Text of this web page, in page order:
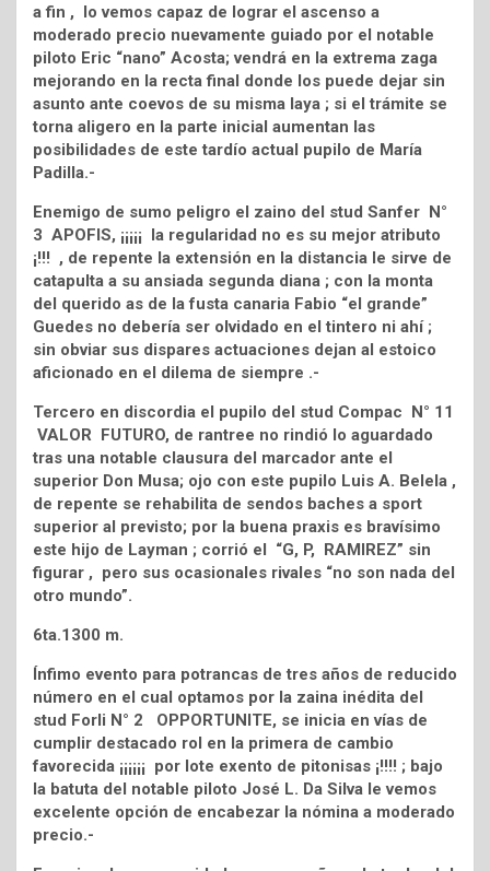
a fin , lo vemos capaz de lograr el ascenso a
moderado precio nuevamente guiado por el notable
piloto Eric “nano” Acosta; vendrá en la extrema zaga
mejorando en la recta final donde los puede dejar sin
asunto ante coevos de su misma laya ; si el trámite se
torna aligero en la parte inicial aumentan las
posibilidades de este tardío actual pupilo de María
Padilla.-
Enemigo de sumo peligro el zaino del stud Sanfer N°
3 APOFIS, ¡¡¡¡¡ la regularidad no es su mejor atributo
¡!!! , de repente la extensión en la distancia le sirve de
catapulta a su ansiada segunda diana ; con la monta
del querido as de la fusta canaria Fabio “el grande”
Guedes no debería ser olvidado en el tintero ni ahí ;
sin obviar sus dispares actuaciones dejan al estoico
aficionado en el dilema de siempre .-
Tercero en discordia el pupilo del stud Compac N° 11
VALOR FUTURO, de rantree no rindió lo aguardado
tras una notable clausura del marcador ante el
superior Don Musa; ojo con este pupilo Luis A. Belela ,
de repente se rehabilita de sendos baches a sport
superior al previsto; por la buena praxis es bravísimo
este hijo de Layman ; corrió el “G, P, RAMIREZ” sin
figurar , pero sus ocasionales rivales “no son nada del
otro mundo”.
6ta.1300 m.
Ínfimo evento para potrancas de tres años de reducido
número en el cual optamos por la zaina inédita del
stud Forli N° 2 OPPORTUNITE, se inicia en vías de
cumplir destacado rol en la primera de cambio
favorecida ¡¡¡¡¡¡ por lote exento de pitonisas ¡!!!! ; bajo
la batuta del notable piloto José L. Da Silva le vemos
excelente opción de encabezar la nómina a moderado
precio.-